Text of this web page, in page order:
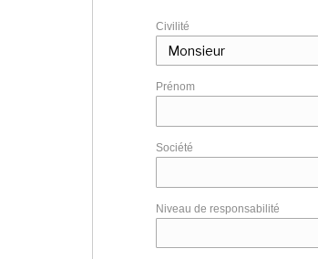
Civilité
Prénom
Société
Niveau de responsabilité